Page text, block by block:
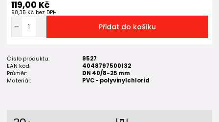
119,00 Kč
98,35 Kč bez DPH
Přidat do košíku
Číslo produktu:
9527
EAN kód:
4048797500132
Průměr:
DN 40/8-25 mm
Materiál:
PVC - polyvinylchlorid